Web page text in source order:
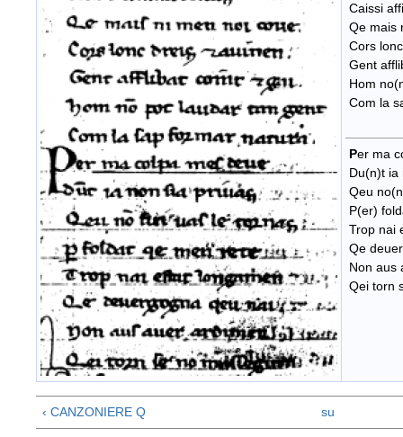
Caissi
Qe mais
Cors
Gent
Hom
Com la
Per ma
Du(n)t ia
Qeu
P(er)
Trop nai
Qe
Non aus
Qei torn
‹ CANZONIERE Q su